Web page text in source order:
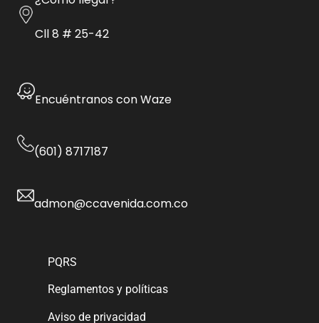
Cll 8 # 25-42
Encuéntranos con Waze
(601) 8717187
admon@ccavenida.com.co
PQRS
Reglamentos y políticas
Aviso de privacidad